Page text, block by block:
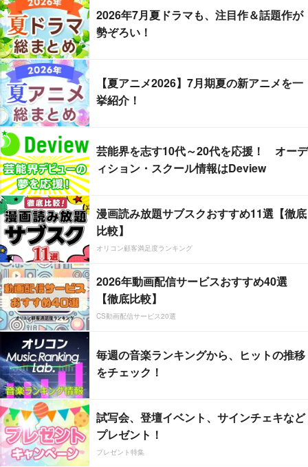
2026年7月夏ドラマも、注目作＆話題作が
勢ぞろい！
【夏アニメ2026】7月期夏の新アニメを一
挙紹介！
芸能界を志す10代～20代を応援！ オーデ
ィション・スクール情報はDeview
漫画読み放題サブスクおすすめ11選【徹底
比較】
オリコン顧客満足度ランキング
2026年動画配信サービスおすすめ40選
【徹底比較】
CS動画配信サービス20選
毎週の音楽ランキングから、ヒットの推移
をチェック！
試写会、登壇イベント、サインチェキなど
プレゼント！
プレゼント特集